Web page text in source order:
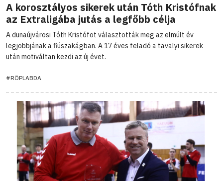
A korosztályos sikerek után Tóth Kristófnak
az Extraligába jutás a legfőbb célja
A dunaújvárosi Tóth Kristófot választották meg az elmúlt év
legjobbjának a fiúszakágban. A 17 éves feladó a tavalyi sikerek
után motiváltan kezdi az új évet.
#RÖPLABDA